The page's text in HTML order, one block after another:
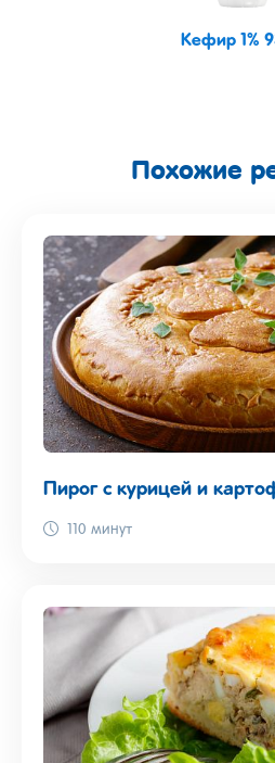
Кефир 1%
Похожие
Пирог с курицей и
110 минут